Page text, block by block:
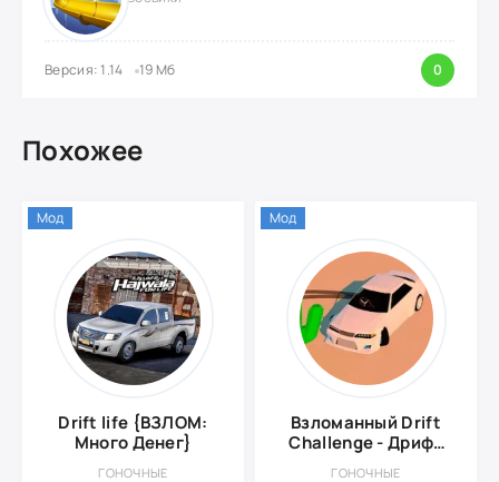
Версия: 1.14 19 Мб 0
Похожее
Drift life {ВЗЛОМ:
Много Денег}
ГОНОЧНЫЕ
Мод
Взломанный Drift
Challenge - Дрифт
ГОНОЧНЫЕ
Мод